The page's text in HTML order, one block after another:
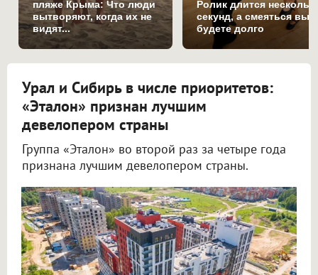
пляже Крыма: Что люди
вытворяют, когда их не
видят...
Ролик длится
секунд, а смеяться вы
будете долго
Урал и Сибирь в числе приоритетов:
«Эталон» признан лучшим
девелопером страны
Группа «Эталон» во второй раз за четыре года
признана лучшим девелопером страны.